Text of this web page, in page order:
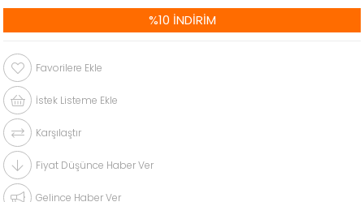
%10 İNDIRIM
Favorilere Ekle
İstek Listeme Ekle
Karşılaştır
Fiyat Düşünce Haber Ver
Gelince Haber Ver